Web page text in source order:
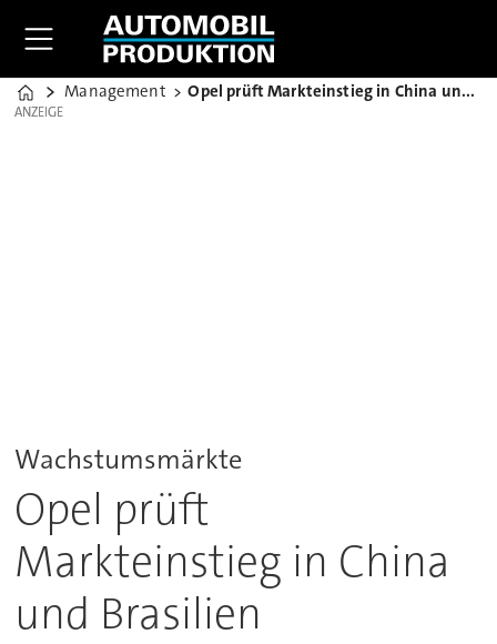
Home
Management Opel prüft Markteinstieg in China und Brasilien
ANZEIGE
ANZEIGE
Wachstumsmärkte
Opel prüft
Markteinstieg in China
und Brasilien